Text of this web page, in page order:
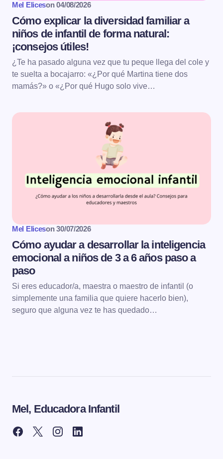
Mel Eliceson 04/08/2026
Cómo explicar la diversidad familiar a
niños de infantil de forma natural:
¡consejos útiles!
¿Te ha pasado alguna vez que tu peque llega del cole y
te suelta a bocajarro: «¿Por qué Martina tiene dos
mamás?» o «¿Por qué Hugo solo vive…
Mel Eliceson 30/07/2026
Cómo ayudar a desarrollar la inteligencia
emocional a niños de 3 a 6 años paso a
paso
Si eres educador/a, maestra o maestro de infantil (o
simplemente una familia que quiere hacerlo bien),
seguro que alguna vez te has quedado…
Mel, Educadora Infantil